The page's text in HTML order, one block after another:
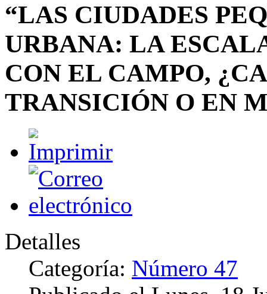
“LAS CIUDADES
URBANA: LA
CON EL CAMPO,
TRANSICIÓN O EN
Detalles
Categoría: Número 47